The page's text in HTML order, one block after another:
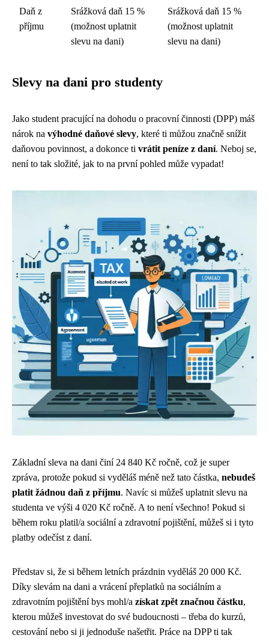
Daň z
příjmu
Srážková daň 15 %
(možnost uplatnit
slevu na dani)
Srážková daň 15 %
(možnost uplatnit
slevu na dani)
Slevy na dani pro studenty
Jako student pracující na dohodu o pracovní činnosti (DPP) máš
nárok na výhodné daňové slevy, které ti můžou značně snížit
daňovou povinnost, a dokonce ti vrátit peníze z daní. Neboj se,
není to tak složité, jak to na první pohled může vypadat!
Základní sleva na dani činí 24 840 Kč ročně, což je super
zpráva, protože pokud si vyděláš méně než tato částka, nebudeš
platit žádnou daň z příjmu. Navíc si můžeš uplatnit slevu na
studenta ve výši 4 020 Kč ročně. A to není všechno! Pokud si
během roku platil/a sociální a zdravotní pojištění, můžeš si i tyto
platby odečíst z daní.
Představ si, že si během letních prázdnin vyděláš 20 000 Kč.
Díky slevám na dani a vrácení přeplatků na sociálním a
zdravotním pojištění bys mohl/a získat zpět značnou částku,
kterou můžeš investovat do své budoucnosti – třeba do kurzů,
cestování nebo si ji jednoduše našetřit. Práce na DPP ti tak